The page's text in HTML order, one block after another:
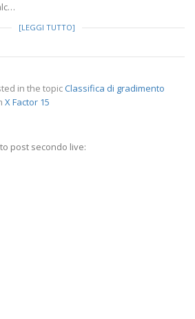
[LEGGI TUTTO]
in the topicClassifica di gradimento
X Factor 15
post secondo live: